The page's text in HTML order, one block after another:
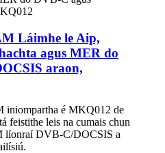
Láimhe le Aip,
agus MER do
araon,
iniompartha é MKQ012 de
feistithe leis na cumais chun
líonraí DVB-C/DOCSIS a